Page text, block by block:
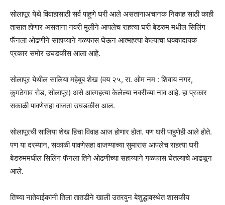
सोलापूर येथे विवाहासाठी सर्व पाहुणे घरी आले असतानाअचानक निकाह साठी काही
तासात होणार असताना नवरी मुलीने आपलेच राहत्या घरी बेडरुम मधील सिलिंग
फॅनला ओढणीने साहाय्याने गळफास घेऊन आत्महत्या केल्याचा धक्कादायक
प्रकार समोर उघडकीस आला आहे.
सोलापूर येथील सालिया महेबुब शेख (वय २५, रा. ओम नम : शिवाय नगर,
कुमठेगाव रोड, सोलापूर) असे आत्महत्या केलेल्या नवरीच्या नाव आहे. हा प्रकार
सकाळी पावणेसहा वाजता उघडकीस आल.
सोलापूरची सालिया शेख हिचा विवाह आज होणार होता. पण घरी पाहुणेही आले होते.
पण या दरम्यान, सकाळी पावणेसहा वाजण्याच्या सुमारास आपलेच राहत्या घरी
बेडरुममधील सिलिंग फॅनला तिने ओढणीच्या सहाय्याने गळफास घेतल्याचे आढळून
आले.
तिच्या नातेवाईकांनी तिला तातडीने खाली उतरवुन बेशुद्धावस्थेत शासकीय